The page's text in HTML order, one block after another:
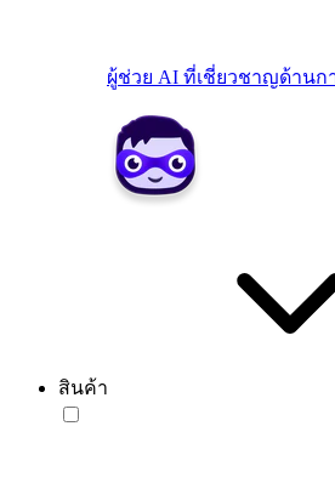
ผู้ช่วย AI ที่เชี่ยวชาญด้าน
สินค้า